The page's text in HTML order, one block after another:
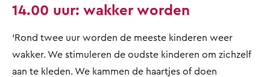
14.00 uur: wakker worden
‘Rond twee uur worden de meeste kinderen weer
wakker. We stimuleren de oudste kinderen om zichzelf
aan te kleden. We kammen de haartjes of doen